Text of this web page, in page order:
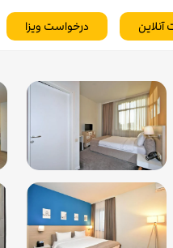
درخواست ویزا آنلاین